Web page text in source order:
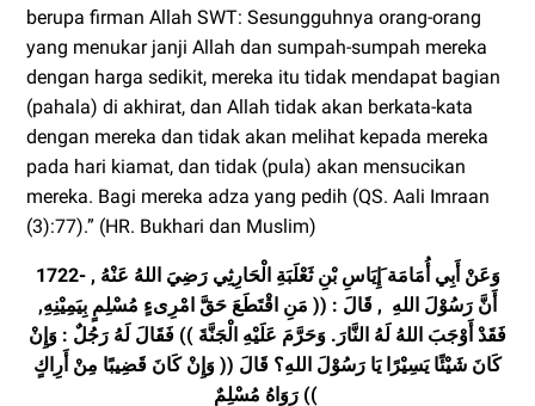
berupa firman Allah SWT: Sesungguhnya orang-orang
yang menukar janji Allah dan sumpah-sumpah mereka
dengan harga sedikit, mereka itu tidak mendapat bagian
(pahala) di akhirat, dan Allah tidak akan berkata-kata
dengan mereka dan tidak akan melihat kepada mereka
pada hari kiamat, dan tidak (pula) akan mensucikan
mereka. Bagi mereka adza yang pedih (QS. Aali Imraan
(3):77).” (HR. Bukhari dan Muslim)
1722- وَعَنْ أَبِي أُمَامَة َإِيَاسِ بْنِ ثَعْلَبَةِ الْحَارِثِي رَضِيَ اللهُ عَنْهُ ,
أَنَّ رَسُوْلَ اللهِ , قَالَ : (( مَنِ اقْتَطَعَ حَقَّ امْرِىءٍ مُسْلِمٍ بِيَمِيْنِهِ,
فَقَدْ أَوْجَبَ اللهُ لَهُ النَّارَ. وَحَرَّمَ عَلَيْهِ الْجَنَّةَ )) فَقَالَ لَهُ رَجُلٌ : وَإِنْ
كَانَ شَيْئًا يَسِيْرًا يَا رَسُوْلَ اللهِ؟ قَالَ (( وَإِنْ كَانَ قَضِيبًا مِنْ أَرِاكٍ
)) رَوَاهُ مُسْلِمٌ